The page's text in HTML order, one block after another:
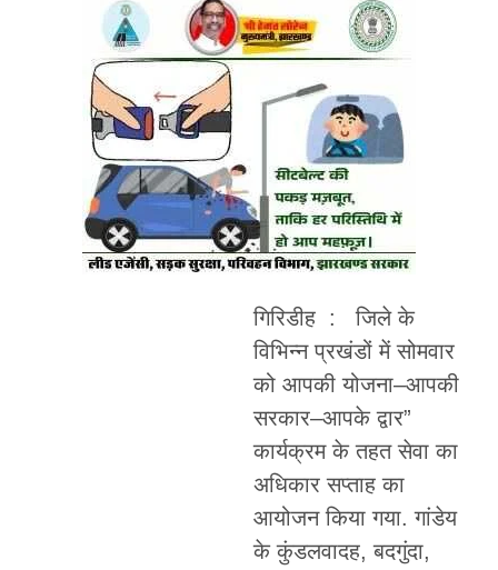
गिरिडीह : जिले के
विभिन्न प्रखंडों में सोमवार
को आपकी योजना–आपकी
सरकार–आपके द्वार”
कार्यक्रम के तहत सेवा का
अधिकार सप्ताह का
आयोजन किया गया. गांडेय
के कुंडलवादह, बदगुंदा,